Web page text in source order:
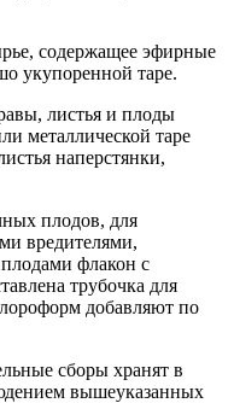
содержащее эфирные
укупоренной таре.
листья и плоды
металлической таре
наперстянки,
плодов, для
вредителями,
флакон с
трубочка для
добавляют по
сборы хранят в
вышеуказанных